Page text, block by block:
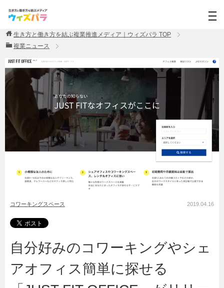
生き方と働き方を結ぶ複業推進メディア｜ウィズパラ TOP
複業ニュース
コワーキングスペース 2019.04.16
自分好みのコワーキングやシェ
アオフィス簡単に探せる